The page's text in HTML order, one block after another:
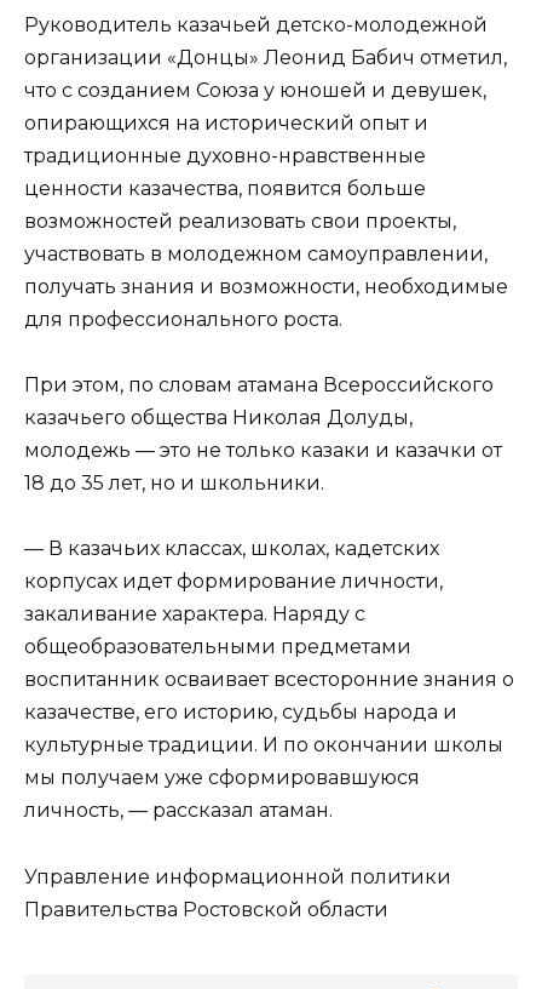
Руководитель казачьей детско-молодежной
организации «Донцы» Леонид Бабич отметил,
что с созданием Союза у юношей и девушек,
опирающихся на исторический опыт и
традиционные духовно-нравственные
ценности казачества, появится больше
возможностей реализовать свои проекты,
участвовать в молодежном самоуправлении,
получать знания и возможности, необходимые
для профессионального роста.
При этом, по словам атамана Всероссийского
казачьего общества Николая Долуды,
молодежь — это не только казаки и казачки от
18 до 35 лет, но и школьники.
— В казачьих классах, школах, кадетских
корпусах идет формирование личности,
закаливание характера. Наряду с
общеобразовательными предметами
воспитанник осваивает всесторонние знания о
казачестве, его историю, судьбы народа и
культурные традиции. И по окончании школы
мы получаем уже сформировавшуюся
личность, — рассказал атаман.
Управление информационной политики
Правительства Ростовской области